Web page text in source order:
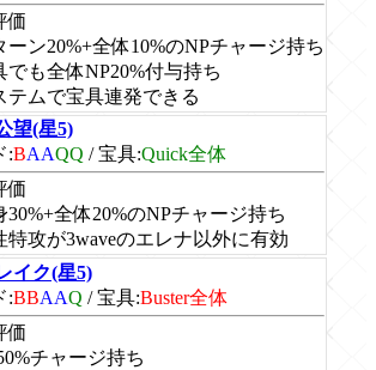
価
ーン20%+全体10%のNPチャージ持ち
でも全体NP20%付与持ち
テムで宝具連発できる
望(星5)
:BAAQQ /宝具:Quick全体
価
30%+全体20%のNPチャージ持ち
特攻が3waveのエレナ以外に有効
イク(星5)
:BBAAQ /宝具:Buster全体
価
チャージ持ち